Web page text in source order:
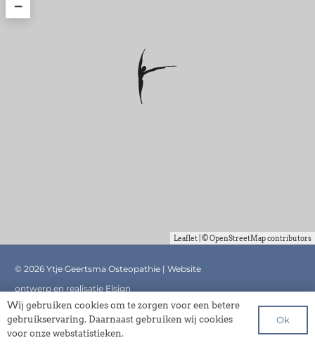
−
Leaflet | ©OpenStreetMapcontributors
© 2026 Ytje Geertsma Osteopathie | Website
ontwerp en realisatie Elsign
Wij gebruiken cookies om te zorgen voor een betere
gebruikservaring. Daarnaast gebruiken wij cookies
voor onze webstatistieken.
Ok